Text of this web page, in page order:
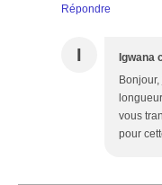
Répondre
I Igwana
vous
pour